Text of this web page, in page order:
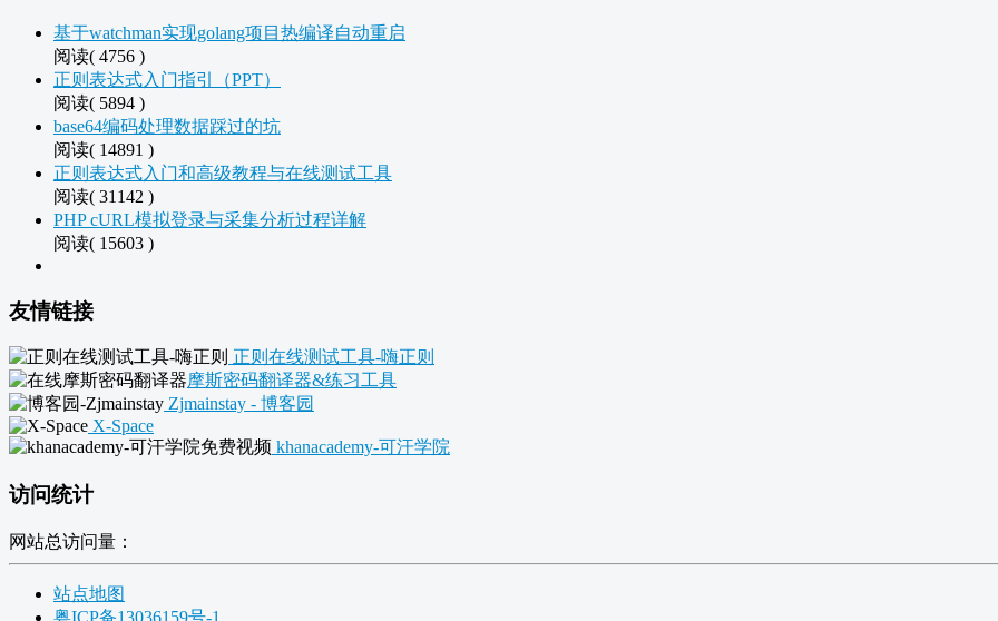
基于watchman实现golang项目热编译自动重启
阅读( 4756 )
正则表达式入门指引（PPT）
阅读( 5894 )
base64编码处理数据踩过的坑
阅读( 14891 )
正则表达式入门和高级教程与在线测试工具
阅读( 31142 )
PHP cURL模拟登录与采集分析过程详解
阅读( 15603 )
友情链接
正则在线测试工具-嗨正则
摩斯密码翻译器&练习工具
Zjmainstay - 博客园
X-Space
khanacademy-可汗学院
访问统计
网站总访问量：
站点地图
粤ICP备13036159号-1